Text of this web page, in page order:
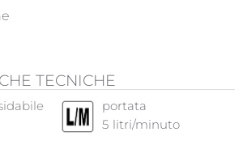
TECNICHE
portata
5 litri/minuto